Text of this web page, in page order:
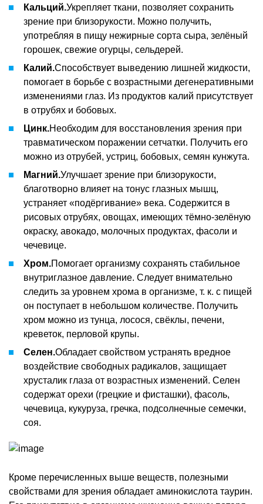
Кальций.Укрепляет ткани, позволяет сохранить
зрение при близорукости. Можно получить,
употребляя в пищу нежирные сорта сыра, зелёный
горошек, свежие огурцы, сельдерей.
Калий.Способствует выведению лишней жидкости,
помогает в борьбе с возрастными дегенеративными
изменениями глаз. Из продуктов калий присутствует
в отрубях и бобовых.
Цинк.Необходим для восстановления зрения при
травматическом поражении сетчатки. Получить его
можно из отрубей, устриц, бобовых, семян кунжута.
Магний.Улучшает зрение при близорукости,
благотворно влияет на тонус глазных мышц,
устраняет «подёргивание» века. Содержится в
рисовых отрубях, овощах, имеющих тёмно-зелёную
окраску, авокадо, молочных продуктах, фасоли и
чечевице.
Хром.Помогает организму сохранять стабильное
внутриглазное давление. Следует внимательно
следить за уровнем хрома в организме, т. к. с пищей
он поступает в небольшом количестве. Получить
хром можно из тунца, лосося, свёклы, печени,
креветок, перловой крупы.
Селен.Обладает свойством устранять вредное
воздействие свободных радикалов, защищает
хрусталик глаза от возрастных изменений. Селен
содержат орехи (грецкие и фисташки), фасоль,
чечевица, кукуруза, гречка, подсолнечные семечки,
соя.
Кроме перечисленных выше веществ, полезными
свойствами для зрения обладает аминокислота таурин.